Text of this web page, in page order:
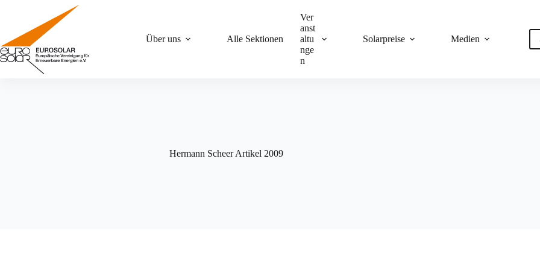
Über uns
Alle Sektionen
Ver
anst
altu
nge
n
Solarpreise Medien
Hermann Scheer Artikel 2009